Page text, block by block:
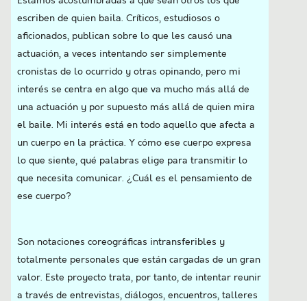
escriben de quien baila. Críticos, estudiosos o
aficionados, publican sobre lo que les causó una
actuación, a veces intentando ser simplemente
cronistas de lo ocurrido y otras opinando, pero mi
interés se centra en algo que va mucho más allá de
una actuación y por supuesto más allá de quien mira
el baile. Mi interés está en todo aquello que afecta a
un cuerpo en la práctica. Y cómo ese cuerpo expresa
lo que siente, qué palabras elige para transmitir lo
que necesita comunicar. ¿Cuál es el pensamiento de
ese cuerpo?
Son notaciones coreográficas intransferibles y
totalmente personales que están cargadas de un gran
valor. Este proyecto trata, por tanto, de intentar reunir
a través de entrevistas, diálogos, encuentros, talleres